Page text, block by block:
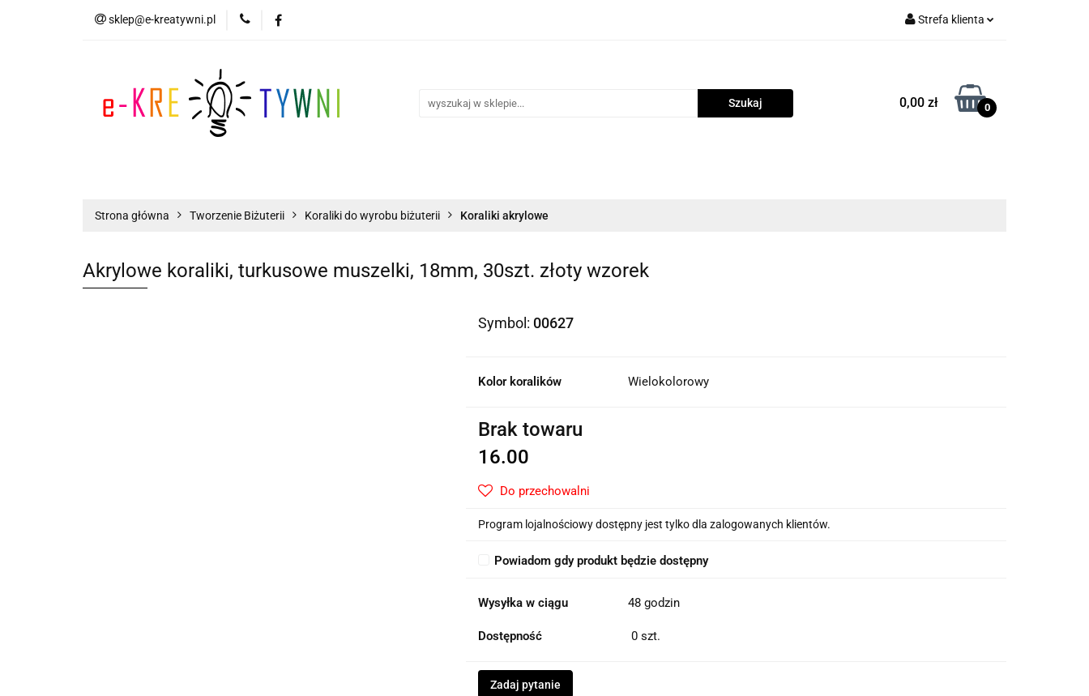
sklep@e-kreatywni.pl Strefa klienta
Zarejestruj się
Dodaj zgłoszenie
0,00 zł 0
Tworzenie Biżuterii
Biżuteria Nowości
Strona główna Tworzenie Biżuterii Koraliki do wyrobu biżuterii Koraliki akrylowe
Akrylowe koraliki, turkusowe muszelki, 18mm, 30szt. złoty wzorek
Symbol: 00627
Kolor koralików Wielokolorowy
Brak towaru
16.00
Do przechowalni
Program lojalnościowy dostępny jest tylko dla zalogowanych klientów.
Powiadom gdy produkt będzie dostępny
Wysyłka w ciągu 48 godzin
Dostępność 0 szt.
Zadaj pytanie